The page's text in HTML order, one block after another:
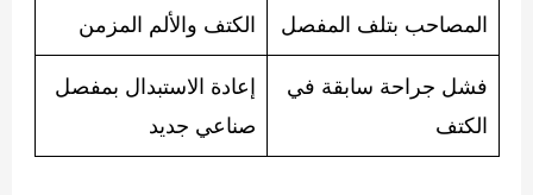
المصاحب بتلف المفصل
الكتف والألم المزمن
فشل جراحة سابقة في
الكتف
إعادة الاستبدال بمفصل
صناعي جديد